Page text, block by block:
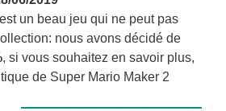
un beau jeu qui ne peut pas
nous avons décidé de
, si vous souhaitez en savoir plus,
de Super Mario Maker 2